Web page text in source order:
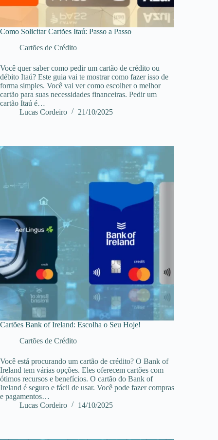
Como Solicitar Cartões Itaú: Passo a Passo
Cartões de Crédito
Você quer saber como pedir um cartão de crédito ou
débito Itaú? Este guia vai te mostrar como fazer isso de
forma simples. Você vai ver como escolher o melhor
cartão para suas necessidades financeiras. Pedir um
cartão Itaú é…
Lucas Cordeiro
21/10/2025
Cartões Bank of Ireland: Escolha o Seu Hoje!
Cartões de Crédito
Você está procurando um cartão de crédito? O Bank of
Ireland tem várias opções. Eles oferecem cartões com
ótimos recursos e benefícios. O cartão do Bank of
Ireland é seguro e fácil de usar. Você pode fazer compras
e pagamentos…
Lucas Cordeiro
14/10/2025